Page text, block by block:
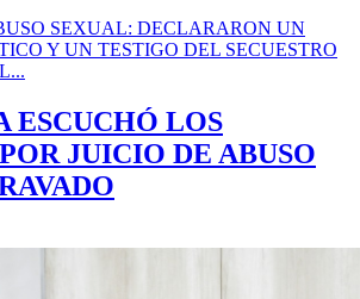
SEXUAL: DECLARARON UN
Y UN TESTIGO DEL SECUESTRO
ESCUCHÓ LOS
JUICIO DE ABUSO